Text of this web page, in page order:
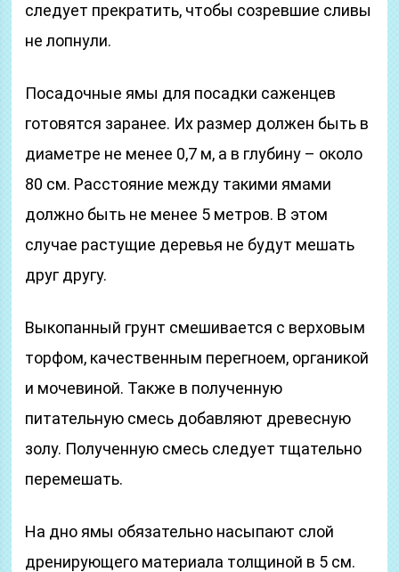
следует прекратить, чтобы созревшие сливы
не лопнули.
Посадочные ямы для посадки саженцев
готовятся заранее. Их размер должен быть в
диаметре не менее 0,7 м, а в глубину – около
80 см. Расстояние между такими ямами
должно быть не менее 5 метров. В этом
случае растущие деревья не будут мешать
друг другу.
Выкопанный грунт смешивается с верховым
торфом, качественным перегноем, органикой
и мочевиной. Также в полученную
питательную смесь добавляют древесную
золу. Полученную смесь следует тщательно
перемешать.
На дно ямы обязательно насыпают слой
дренирующего материала толщиной в 5 см.